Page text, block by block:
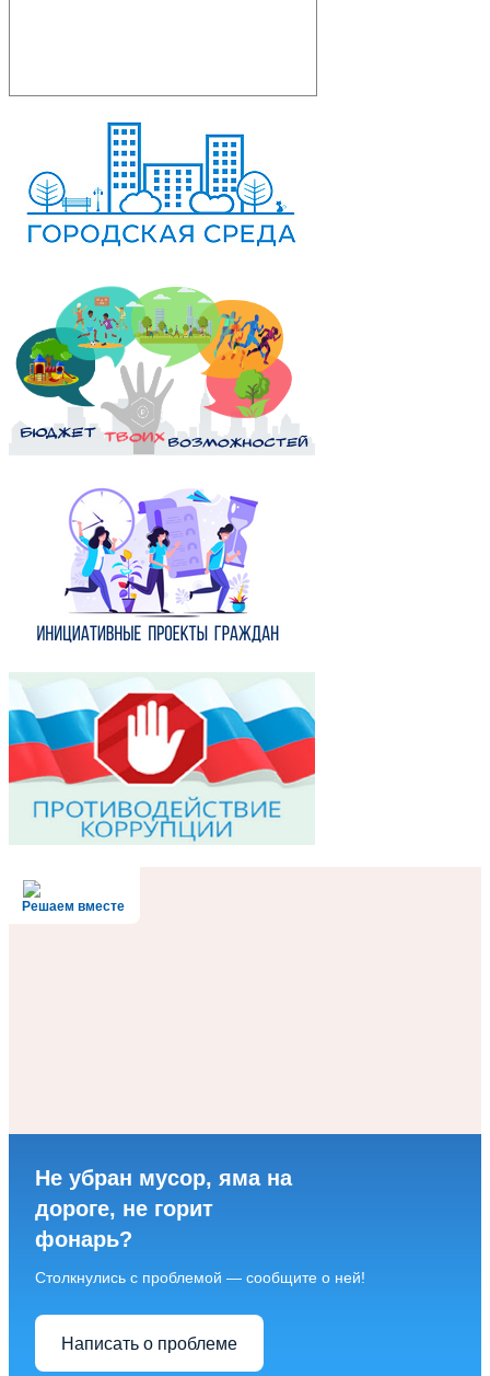
Решаем вместе
Не убран мусор, яма на
дороге, не горит
фонарь?
Столкнулись с проблемой — сообщите о ней!
Написать о проблеме